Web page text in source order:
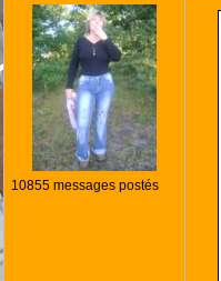
10855 messages postés